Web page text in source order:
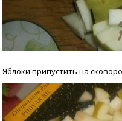
Яблоки припустить на